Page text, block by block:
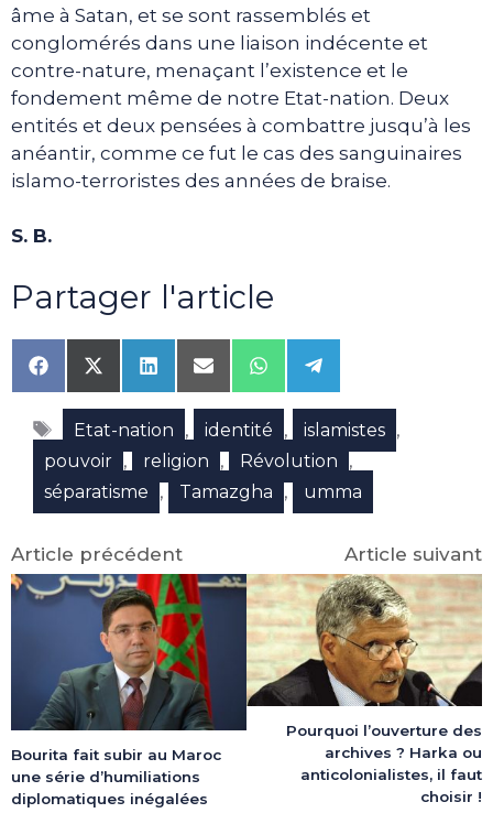
âme à Satan, et se sont rassemblés et
conglomérés dans une liaison indécente et
contre-nature, menaçant l’existence et le
fondement même de notre Etat-nation. Deux
entités et deux pensées à combattre jusqu’à les
anéantir, comme ce fut le cas des sanguinaires
islamo-terroristes des années de braise.
S. B.
Partager l'article
Share
on
Facebook
Share
on
X
(Twitter)
Share
on
LinkedIn
Share
on
Email
Share
on
WhatsApp
Share
on
Telegram
Étiquettes
Etat-nation , identité , islamistes ,
pouvoir , religion , Révolution ,
séparatisme , Tamazgha , umma
Article précédent
Bourita fait subir au Maroc
une série d’humiliations
diplomatiques inégalées
Article suivant
Pourquoi l’ouverture des
archives ? Harka ou
anticolonialistes, il faut
choisir !